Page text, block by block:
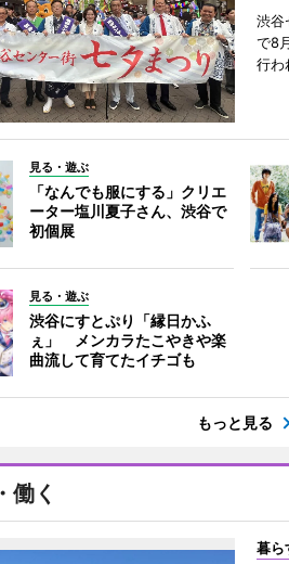
渋谷
で8
行わ
見る・遊ぶ
「なんでも服にする」クリエ
ーター塩川夏子さん、渋谷で
初個展
見る・遊ぶ
渋谷にすとぷり「縁日かふ
ぇ」 メンカラたこやきや楽
曲流して育てたイチゴも
もっと見る
働く
暮ら